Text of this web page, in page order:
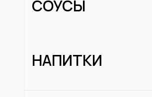
СОУСЫ
НАПИТКИ